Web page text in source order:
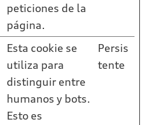
peticiones de la
página.
Esta cookie se
utiliza para
distinguir entre
humanos y bots.
Esto es
Persis
tente